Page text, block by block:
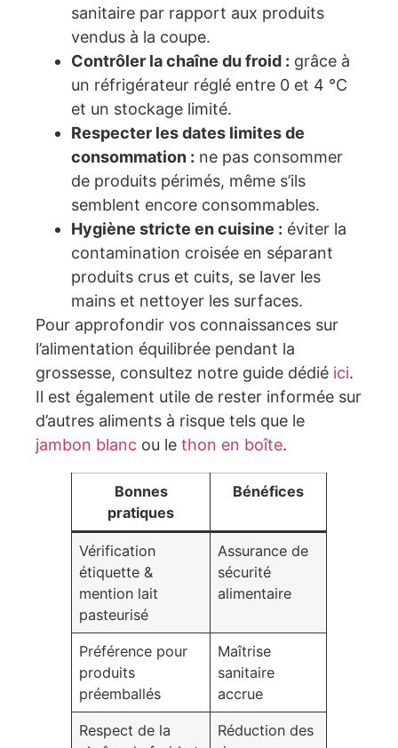
sanitaire par rapport aux produits
vendus à la coupe.
Contrôler la chaîne du froid : grâce à
un réfrigérateur réglé entre 0 et 4 °C
et un stockage limité.
Respecter les dates limites de
consommation : ne pas consommer
de produits périmés, même s’ils
semblent encore consommables.
Hygiène stricte en cuisine : éviter la
contamination croisée en séparant
produits crus et cuits, se laver les
mains et nettoyer les surfaces.
Pour approfondir vos connaissances sur
l’alimentation équilibrée pendant la
grossesse, consultez notre guide dédié ici.
Il est également utile de rester informée sur
d’autres aliments à risque tels que le
jambon blanc ou le thon en boîte.
Bonnes
pratiques
Bénéfices
Vérification
étiquette &
mention lait
pasteurisé
Assurance de
sécurité
alimentaire
Préférence pour
produits
préemballés
Maîtrise
sanitaire
accrue
Respect de la
Réduction des